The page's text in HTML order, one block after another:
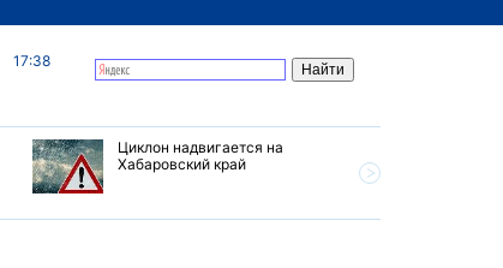
17:38
Циклон надвигается на
Хабаровский край